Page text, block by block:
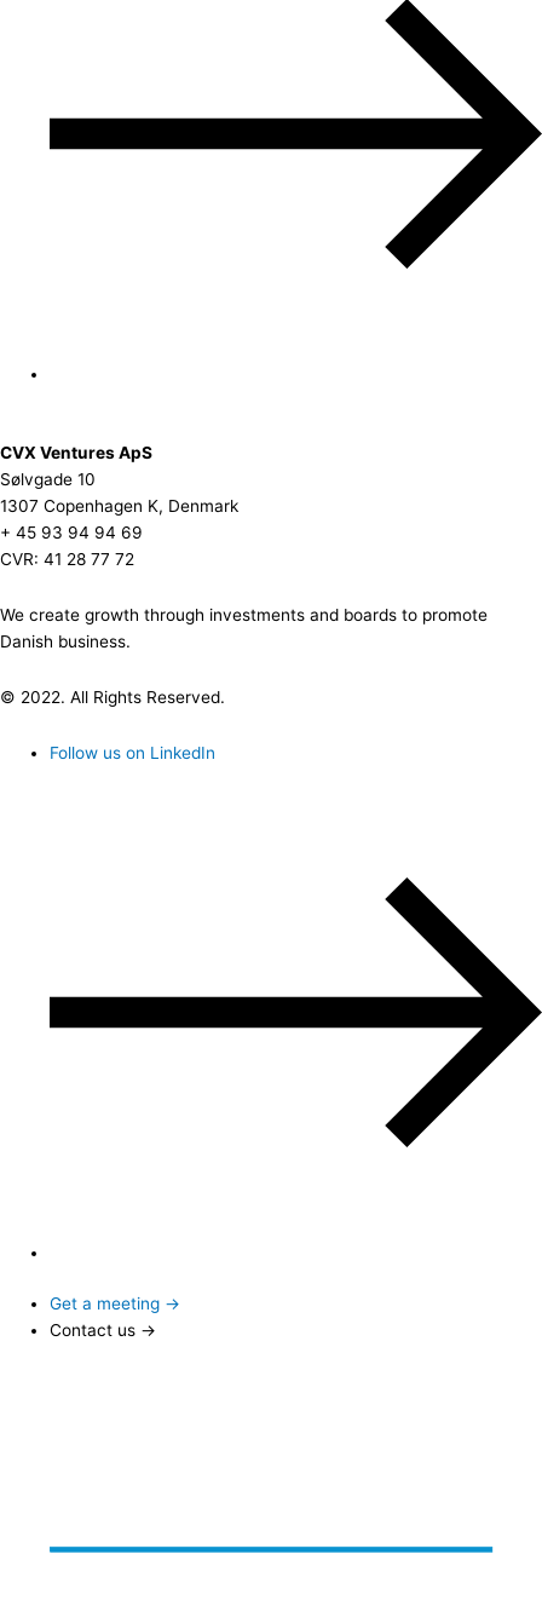
CVX Ventures ApS
Sølvgade 10
1307 Copenhagen K, Denmark
+ 45 93 94 94 69
CVR: 41 28 77 72
We create growth through investments and boards to promote
Danish business.
© 2022. All Rights Reserved.
Follow us on LinkedIn
Get a meeting →
Contact us →